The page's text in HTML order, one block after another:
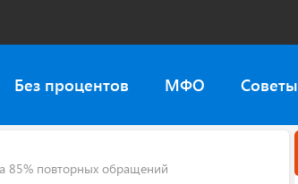
Без процентов МФО Советы
85% повторных обращений